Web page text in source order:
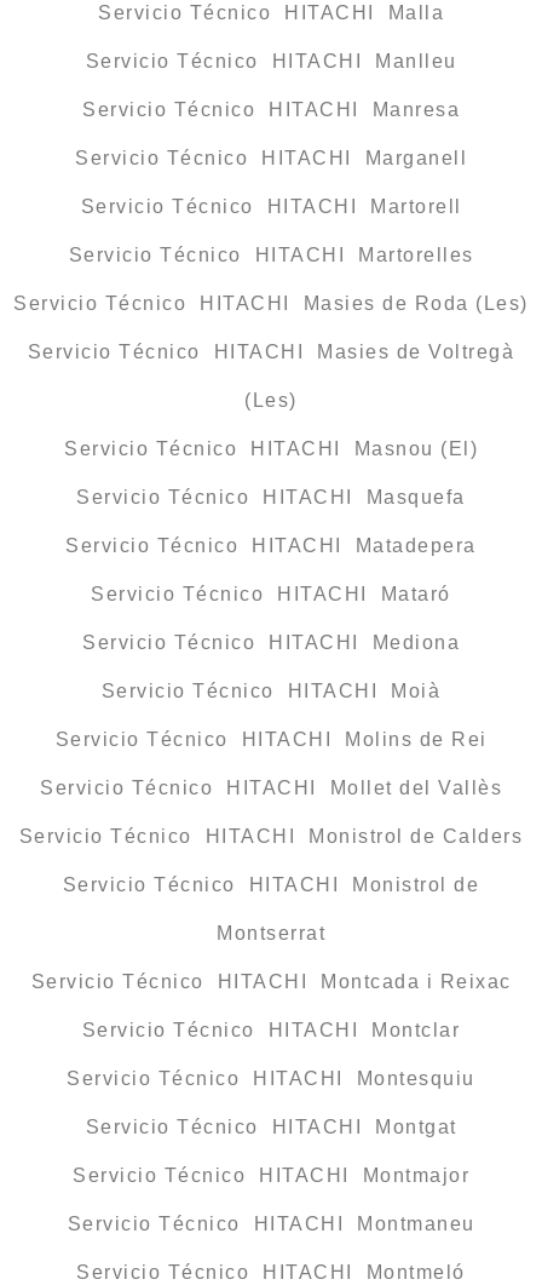
Servicio Técnico HITACHI Malla
Servicio Técnico HITACHI Manlleu
Servicio Técnico HITACHI Manresa
Servicio Técnico HITACHI Marganell
Servicio Técnico HITACHI Martorell
Servicio Técnico HITACHI Martorelles
Servicio Técnico HITACHI Masies de Roda (Les)
Servicio Técnico HITACHI Masies de Voltregà
(Les)
Servicio Técnico HITACHI Masnou (El)
Servicio Técnico HITACHI Masquefa
Servicio Técnico HITACHI Matadepera
Servicio Técnico HITACHI Mataró
Servicio Técnico HITACHI Mediona
Servicio Técnico HITACHI Moià
Servicio Técnico HITACHI Molins de Rei
Servicio Técnico HITACHI Mollet del Vallès
Servicio Técnico HITACHI Monistrol de Calders
Servicio Técnico HITACHI Monistrol de
Montserrat
Servicio Técnico HITACHI Montcada i Reixac
Servicio Técnico HITACHI Montclar
Servicio Técnico HITACHI Montesquiu
Servicio Técnico HITACHI Montgat
Servicio Técnico HITACHI Montmajor
Servicio Técnico HITACHI Montmaneu
Servicio Técnico HITACHI Montmeló